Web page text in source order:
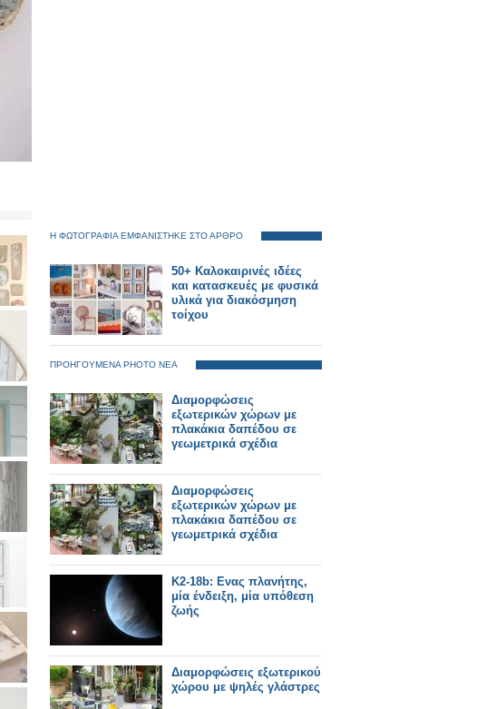
Η ΦΩΤΟΓΡΑΦΙΑ ΕΜΦΑΝΙΣΤΗΚΕ ΣΤΟ ΑΡΘΡΟ
50+ Καλοκαιρινές ιδέες
και κατασκευές με φυσικά
υλικά για διακόσμηση
τοίχου
ΠΡΟΗΓΟΥΜΕΝΑ PHOTO ΝΕΑ
Διαμορφώσεις
εξωτερικών χώρων με
πλακάκια δαπέδου σε
γεωμετρικά σχέδια
Διαμορφώσεις
εξωτερικών χώρων με
πλακάκια δαπέδου σε
γεωμετρικά σχέδια
K2-18b: Ενας πλανήτης,
μία ένδειξη, μία υπόθεση
ζωής
Διαμορφώσεις εξωτερικού
χώρου με ψηλές γλάστρες